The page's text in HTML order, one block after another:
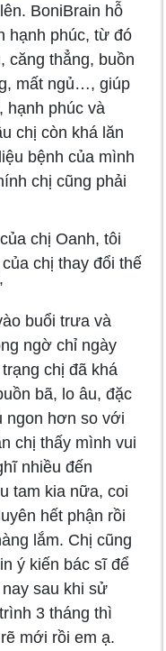
BoniBrain hỗ
hạnh phúc, từ đó
căng thẳng, buồn
mất ngủ…, giúp
hạnh phúc và
chị còn khá lăn
bệnh của mình
chị cũng phải
chị Oanh, tôi
chị thay đổi thế
buổi trưa và
ngờ chỉ ngày
chị đã khá
bã, lo âu, đặc
ngon hơn so với
chị thấy mình vui
nhiều đến
tam kia nữa, coi
hết phận rồi
lắm. Chị cũng
ý kiến bác sĩ để
sau khi sử
3 tháng thì
mới rồi em ạ.